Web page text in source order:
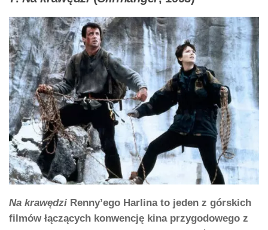
Na krawędzi Renny’ego Harlina to jeden z górskich
filmów łączących konwencję kina przygodowego z